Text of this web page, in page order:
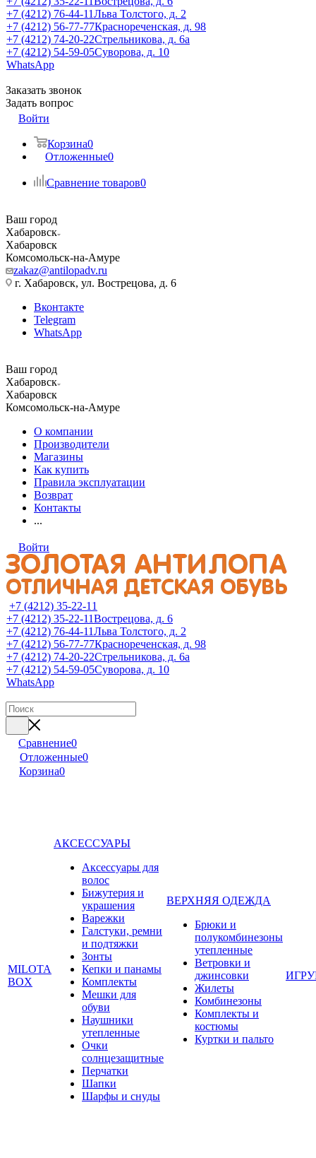
+7 (4212) 76-44-11Льва Толстого, д. 2
+7 (4212) 56-77-77Краснореченская, д. 98
+7 (4212) 74-20-22Стрельникова, д. 6а
+7 (4212) 54-59-05Суворова, д. 10
WhatsApp
Заказать звонок
Задать вопрос
Войти
Корзина0
Отложенные0
Сравнение товаров0
Ваш город
Хабаровск
Хабаровск
Комсомольск-на-Амуре
zakaz@antilopadv.ru
г. Хабаровск, ул. Вострецова, д. 6
Вконтакте
Telegram
WhatsApp
Ваш город
Хабаровск
Хабаровск
Комсомольск-на-Амуре
О компании
Производители
Магазины
Как купить
Правила эксплуатации
Возврат
Контакты
...
Войти
+7 (4212) 35-22-11
+7 (4212) 35-22-11Вострецова, д. 6
+7 (4212) 76-44-11Льва Толстого, д. 2
+7 (4212) 56-77-77Краснореченская, д. 98
+7 (4212) 74-20-22Стрельникова, д. 6а
+7 (4212) 54-59-05Суворова, д. 10
WhatsApp
Сравнение0
Отложенные0
Корзина0
MILOTA
BOX
АКСЕССУАРЫ
Аксессуары для
волос
Бижутерия и
украшения
Варежки
Галстуки, ремни
и подтяжки
Зонты
Кепки и панамы
Комплекты
Мешки для
обуви
Наушники
утепленные
Очки
солнцезащитные
Перчатки
Шапки
Шарфы и снуды
ВЕРХНЯЯ ОДЕЖДА
Брюки и
полукомбинезоны
утепленные
Ветровки и
джинсовки
Жилеты
Комбинезоны
Комплекты и
костюмы
Куртки и пальто